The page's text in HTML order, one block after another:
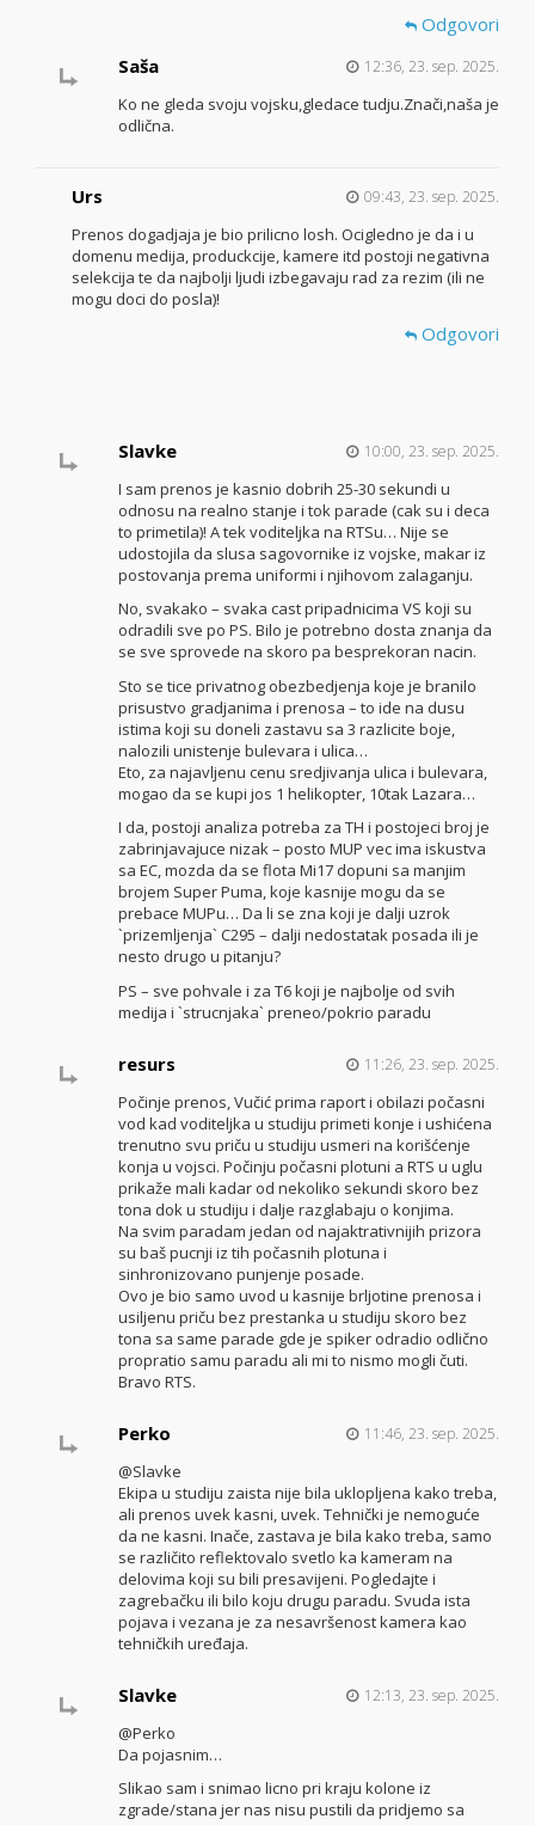
Odgovori
Saša
12:36, 23. sep. 2025.
Ko ne gleda svoju vojsku,gledace tudju.Znači,naša je
odlična.
Urs 09:43, 23. sep. 2025.
Prenos dogadjaja je bio prilicno losh. Ocigledno je da i u
domenu medija, produckcije, kamere itd postoji negativna
selekcija te da najbolji ljudi izbegavaju rad za rezim (ili ne
mogu doci do posla)!
Odgovori
Slavke 10:00, 23. sep. 2025.
I sam prenos je kasnio dobrih 25-30 sekundi u
odnosu na realno stanje i tok parade (cak su i deca
to primetila)! A tek voditeljka na RTSu… Nije se
udostojila da slusa sagovornike iz vojske, makar iz
postovanja prema uniformi i njihovom zalaganju.
No, svakako – svaka cast pripadnicima VS koji su
odradili sve po PS. Bilo je potrebno dosta znanja da
se sve sprovede na skoro pa besprekoran nacin.
Sto se tice privatnog obezbedjenja koje je branilo
prisustvo gradjanima i prenosa – to ide na dusu
istima koji su doneli zastavu sa 3 razlicite boje,
nalozili unistenje bulevara i ulica…
Eto, za najavljenu cenu sredjivanja ulica i bulevara,
mogao da se kupi jos 1 helikopter, 10tak Lazara…
I da, postoji analiza potreba za TH i postojeci broj je
zabrinjavajuce nizak – posto MUP vec ima iskustva
sa EC, mozda da se flota Mi17 dopuni sa manjim
brojem Super Puma, koje kasnije mogu da se
prebace MUPu… Da li se zna koji je dalji uzrok
`prizemljenja` C295 – dalji nedostatak posada ili je
nesto drugo u pitanju?
PS – sve pohvale i za T6 koji je najbolje od svih
medija i `strucnjaka` preneo/pokrio paradu
resurs 11:26, 23. sep. 2025.
Počinje prenos, Vučić prima raport i obilazi počasni
vod kad voditeljka u studiju primeti konje i ushićena
trenutno svu priču u studiju usmeri na korišćenje
konja u vojsci. Počinju počasni plotuni a RTS u uglu
prikaže mali kadar od nekoliko sekundi skoro bez
tona dok u studiju i dalje razglabaju o konjima.
Na svim paradam jedan od najaktrativnijih prizora
su baš pucnji iz tih počasnih plotuna i
sinhronizovano punjenje posade.
Ovo je bio samo uvod u kasnije brljotine prenosa i
usiljenu priču bez prestanka u studiju skoro bez
tona sa same parade gde je spiker odradio odlično
propratio samu paradu ali mi to nismo mogli čuti.
Bravo RTS.
Perko 11:46, 23. sep. 2025.
@Slavke
Ekipa u studiju zaista nije bila uklopljena kako treba,
ali prenos uvek kasni, uvek. Tehnički je nemoguće
da ne kasni. Inače, zastava je bila kako treba, samo
se različito reflektovalo svetlo ka kameram na
delovima koji su bili presavijeni. Pogledajte i
zagrebačku ili bilo koju drugu paradu. Svuda ista
pojava i vezana je za nesavršenost kamera kao
tehničkih uređaja.
Slavke 12:13, 23. sep. 2025.
@Perko
Da pojasnim…
Slikao sam i snimao licno pri kraju kolone iz
zgrade/stana jer nas nisu pustili da pridjemo sa